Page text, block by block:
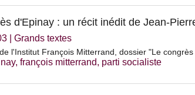
d'Epinay : un récit inédit de Jean-
Grands textes
l'Institut François Mitterrand, dossier "Le
, françois mitterrand, parti socialiste